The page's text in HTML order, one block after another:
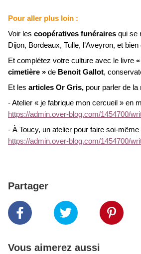
Pour aller plus loin :
Voir les coopératives funéraires qui se
Dijon, Bordeaux, Tulle, l’Aveyron, et
Et complétez votre culture avec le livre
cimetière » de Benoit Gallot,
Et les articles Or Gris, pour parler de
- Atelier « je fabrique mon cercueil » en
https://admin.over-blog.com/1454700/
- À Toucy, un atelier pour faire soi-
https://admin.over-blog.com/1454700/
Partager
Vous aimerez aussi